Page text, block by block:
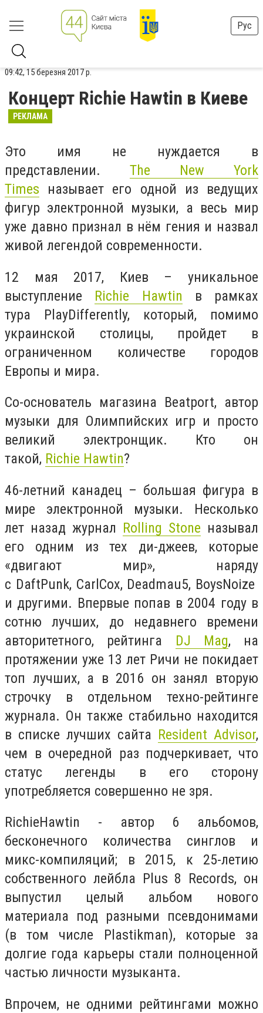
Рус
09:42, 15 березня 2017 р.
Концерт Richie Hawtin в Киеве
РЕКЛАМА
Это имя не нуждается в
представлении. The New York
Times называет его одной из ведущих
фигур электронной музыки, а весь мир
уже давно признал в нём гения и назвал
живой легендой современности.
12 мая 2017, Киев – уникальное
выступление Richie Hawtin в рамках
тура PlayDifferently, который, помимо
украинской столицы, пройдет в
ограниченном количестве городов
Европы и мира.
Со-основатель магазина Beatport, автор
музыки для Олимпийских игр и просто
великий электронщик. Кто он
такой, Richie Hawtin?
46-летний канадец – большая фигура в
мире электронной музыки. Несколько
лет назад журнал Rolling Stone называл
его одним из тех ди-джеев, которые
«двигают мир», наряду
с DaftPunk, CarlCox, Deadmau5, BoysNoize
и другими. Впервые попав в 2004 году в
сотню лучших, до недавнего времени
авторитетного, рейтинга DJ Mag, на
протяжении уже 13 лет Ричи не покидает
топ лучших, а в 2016 он занял вторую
строчку в отдельном техно-рейтинге
журнала. Он также стабильно находится
в списке лучших сайта Resident Advisor,
чем в очередной раз подчеркивает, что
статус легенды в его сторону
употребляется совершенно не зря.
RichieHawtin - автор 6 альбомов,
бесконечного количества синглов и
микс-компиляций; в 2015, к 25-летию
собственного лейбла Plus 8 Records, он
выпустил целый альбом нового
материала под разными псевдонимами
(в том числе Plastikman), которые за
долгие года карьеры стали полноценной
частью личности музыканта.
Впрочем, не одними рейтингами можно